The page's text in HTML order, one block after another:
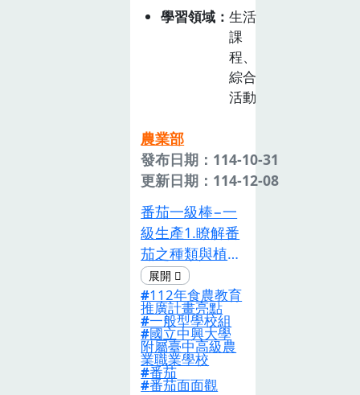
學習領域
生活
課
程、
綜合
活動
農業部
發布日期：114-10-31
更新日期：114-12-08
番茄一級棒−一
級生產1.瞭解番
茄之種類與植株
性狀，以及番茄
各階段之生長管
理。2.瞭解設施
番茄無土介質栽
培的特點，並進
行牛番茄移植實
112年食農教育
推廣計畫亮點
一般型學校組
國立中興大學
附屬臺中高級農
業職業學校
番茄
番茄面面觀